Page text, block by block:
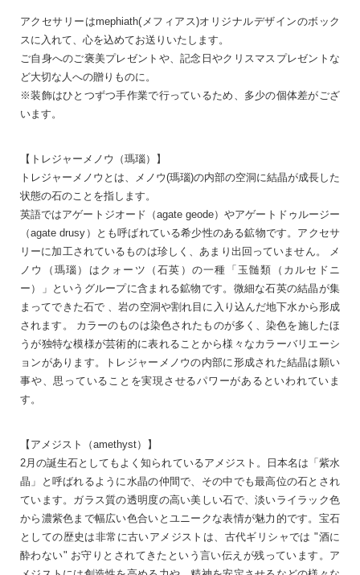
アクセサリーはmephiath(メフィアス)オリジナルデザインのボック
スに入れて、心を込めてお送りいたします。
ご自身へのご褒美プレゼントや、記念日やクリスマスプレゼントな
ど大切な人への贈りものに。
※装飾はひとつずつ手作業で行っているため、多少の個体差がござ
います。
【トレジャーメノウ（瑪瑙）】
トレジャーメノウとは、メノウ(瑪瑙)の内部の空洞に結晶が成長した
状態の石のことを指します。
英語ではアゲートジオード（agate geode）やアゲートドゥルージー
（agate drusy）とも呼ばれている希少性のある鉱物です。アクセサ
リーに加工されているものは珍しく、あまり出回っていません。 メ
ノウ（瑪瑙）はクォーツ（石英）の一種「玉髄類（カルセドニ
ー）」というグループに含まれる鉱物です。微細な石英の結晶が集
まってできた石で 、岩の空洞や割れ目に入り込んだ地下水から形成
されます。 カラーのものは染色されたものが多く、染色を施したほ
うが独特な模様が芸術的に表れることから様々なカラーバリエーシ
ョンがあります。トレジャーメノウの内部に形成された結晶は願い
事や、思っていることを実現させるパワーがあるといわれていま
す。
【アメジスト（amethyst）】
2月の誕生石としてもよく知られているアメジスト。日本名は「紫水
晶」と呼ばれるように水晶の仲間で、その中でも最高位の石とされ
ています。ガラス質の透明度の高い美しい石で、淡いライラック色
から濃紫色まで幅広い色合いとユニークな表情が魅力的です。宝石
としての歴史は非常に古いアメジストは、古代ギリシャでは "酒に
酔わない" お守りとされてきたという言い伝えが残っています。ア